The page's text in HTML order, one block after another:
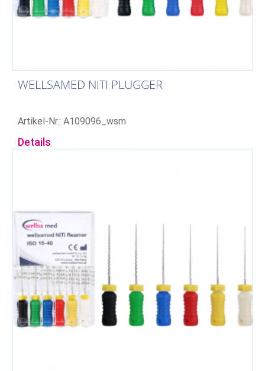
WELLSAMED NITI PLUGGER
Artikel-Nr.: A109096_wsm
Details